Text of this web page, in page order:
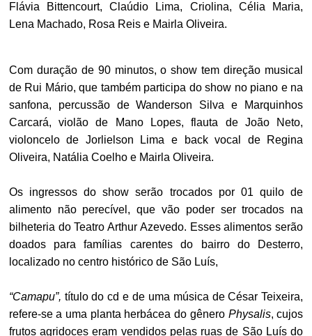
Flávia Bittencourt, Claúdio Lima, Criolina, Célia Maria,
Lena Machado, Rosa Reis e Mairla Oliveira.
Com duração de 90 minutos, o show tem direção musical
de Rui Mário, que também participa do show no piano e na
sanfona, percussão de Wanderson Silva e Marquinhos
Carcará, violão de Mano Lopes, flauta de João Neto,
violoncelo de Jorlielson Lima e back vocal de Regina
Oliveira, Natália Coelho e Mairla Oliveira.
Os ingressos do show serão trocados por 01 quilo de
alimento não perecível, que vão poder ser trocados na
bilheteria do Teatro Arthur Azevedo. Esses alimentos serão
doados para famílias carentes do bairro do Desterro,
localizado no centro histórico de São Luís,
“Camapu”, título do cd e de uma música de César Teixeira,
refere-se a uma planta herbácea do gênero Physalis, cujos
frutos agridoces eram vendidos pelas ruas de São Luís do